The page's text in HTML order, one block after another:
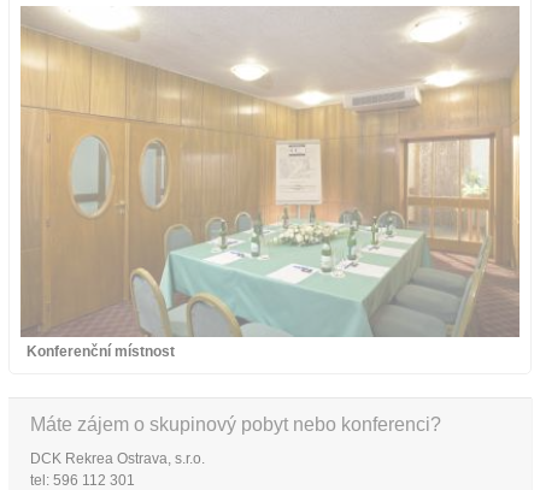
Konferenční místnost
Máte zájem o skupinový pobyt nebo konferenci?
DCK Rekrea Ostrava, s.r.o.
tel: 596 112 301